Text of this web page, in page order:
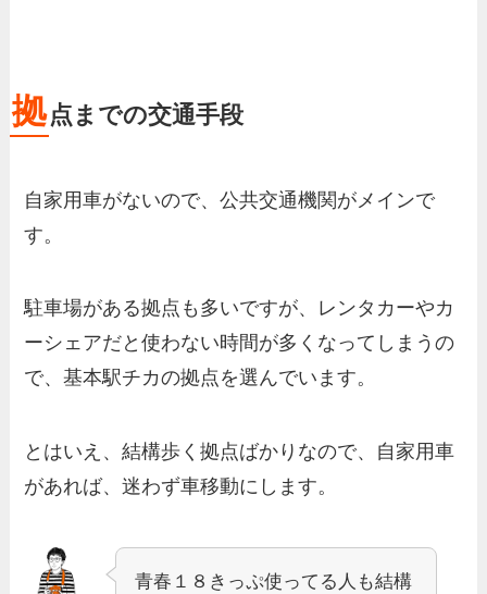
拠 点までの交通手段
自家用車がないので、公共交通機関がメインで
す。
駐車場がある拠点も多いですが、レンタカーやカ
ーシェアだと使わない時間が多くなってしまうの
で、基本駅チカの拠点を選んでいます。
とはいえ、結構歩く拠点ばかりなので、自家用車
があれば、迷わず車移動にします。
青春１８きっぷ使ってる人も結構